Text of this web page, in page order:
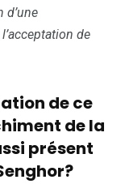
d’une
de
de ce
de la
présent